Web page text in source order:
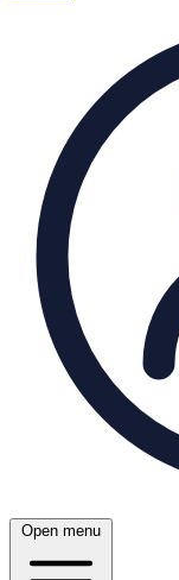
Open menu